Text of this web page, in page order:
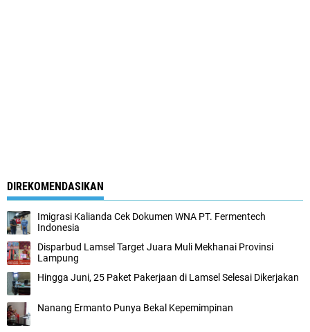
DIREKOMENDASIKAN
Imigrasi Kalianda Cek Dokumen WNA PT. Fermentech
Indonesia
Disparbud Lamsel Target Juara Muli Mekhanai Provinsi
Lampung
Hingga Juni, 25 Paket Pakerjaan di Lamsel Selesai Dikerjakan
Nanang Ermanto Punya Bekal Kepemimpinan